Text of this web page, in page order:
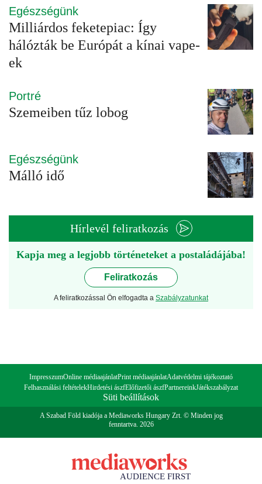
Egészségünk
Milliárdos feketepiac: Így
hálózták be Európát a kínai vape-
ek
Portré
Szemeiben tűz lobog
Egészségünk
Málló idő
Hírlevél feliratkozás
Kapja meg a legjobb történeteket a postaládájába!
Feliratkozás
A feliratkozással Ön elfogadta a Szabályzatunkat
ImpresszumOnline médiaajánlatPrint médiaajánlatAdatvédelmi tájékoztató
Felhasználási feltételekHirdetési ászfElőfizetői ászfPartnereinkJátékszabályzat
Süti beállítások
A Szabad Föld kiadója a Mediaworks Hungary Zrt. © Minden jog
fenntartva. 2026